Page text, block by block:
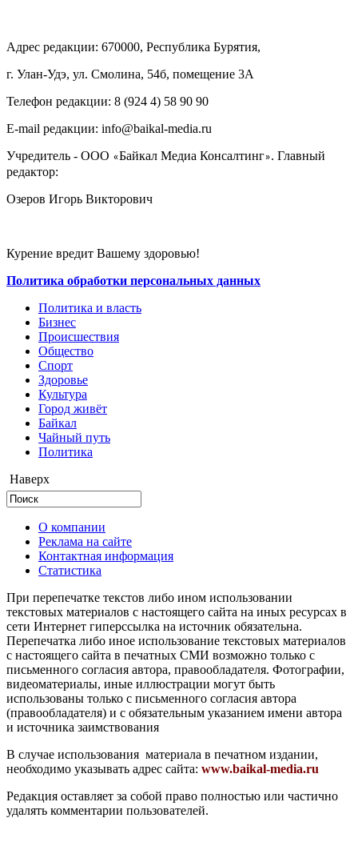
Адрес редакции: 670000, Республика Бурятия,
г. Улан-Удэ, ул. Смолина, 54б, помещение 3А
Телефон редакции: ‎‎8 (924 4) 58 90 90
E-mail редакции: info@baikal-media.ru
Учредитель - ООО «Байкал Медиа Консалтинг». Главный
редактор:
Озеров Игорь Викторович
Курение вредит Вашему здоровью!
Политика обработки персональных данных
Политика и власть
Бизнес
Происшествия
Общество
Cпорт
Здоровье
Культура
Город живёт
Байкал
Чайный путь
Политика
Наверх
О компании
Реклама на сайте
Контактная информация
Статистика
При перепечатке текстов либо ином использовании
текстовых материалов с настоящего сайта на иных ресурсах в
сети Интернет гиперссылка на источник обязательна.
Перепечатка либо иное использование текстовых материалов
с настоящего сайта в печатных СМИ возможно только с
письменного согласия автора, правообладателя. Фотографии,
видеоматериалы, иные иллюстрации могут быть
использованы только с письменного согласия автора
(правообладателя) и с обязательным указанием имени автора
и источника заимствования
В случае использования материала в печатном издании,
необходимо указывать адрес сайта: www.baikal-media.ru
Редакция оставляет за собой право полностью или частично
удалять комментарии пользователей.